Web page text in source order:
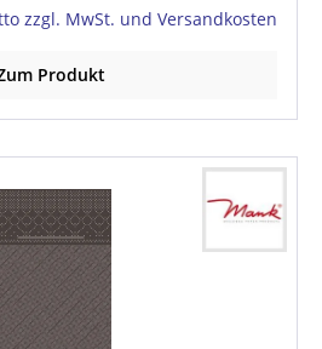
zzgl. MwSt. und Versandkosten
Produkt